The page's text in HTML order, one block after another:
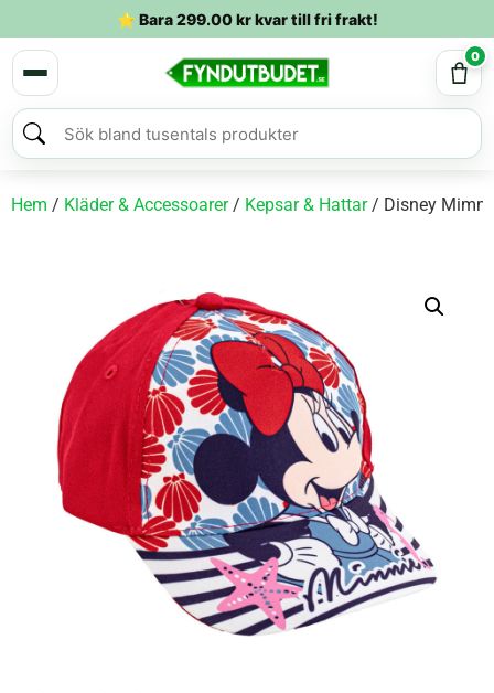
⭐ Bara299.00krkvar till fri frakt!
0
Hem / Kläder & Accessoarer/ Kepsar & Hattar/ Disney